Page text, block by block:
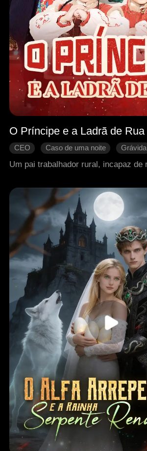
O Príncipe e a Ladrã de Rua
CEO Caso de uma noite
Grávida
Romance moderno